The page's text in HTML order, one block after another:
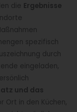
die Ergebnisse
spezifisch
durch
eingeladen,
und das
Ort in den Küchen,